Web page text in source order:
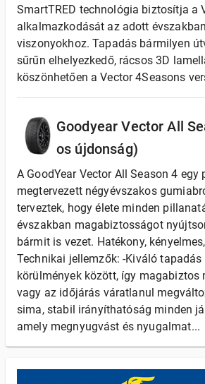
SmartTRED technológia biztosítja a
alkalmazkodását az adott
viszonyokhoz. Tapadás bármilyen
sűrűn elhelyezkedő, rácsos 3D
köszönhetően a Vector 4Seasons
Goodyear Vector All
os újdonság)
A GoodYear Vector All Season 4 egy
megtervezett négyévszakos
terveztek, hogy élete minden
évszakban magabiztosságot
bármit is vezet. Hatékony,
Technikai jellemzők: -Kiváló
körülmények között, így magabiztos
vagy az időjárás váratlanul
sima, stabil irányíthatóság minden
amely megnyugvást és nyugalmat...